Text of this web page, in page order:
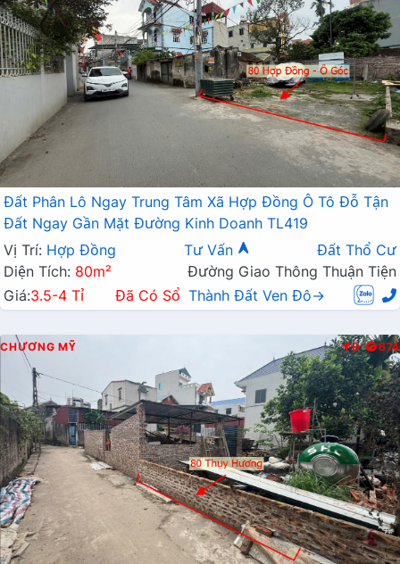
Đất Phân Lô Ngay Trung Tâm Xã Hợp Đồng Ô Tô Đỗ Tận
Đất Ngay Gần Mặt Đường Kinh Doanh TL419
Vị Trí: Hợp Đồng Tư Vấn
Đất Thổ Cư
Diện Tích: 80m²
Đường Giao Thông Thuận Tiện
Giá:3.5-4 Tỉ Đã Có Sổ Thành Đất Ven Đô→
CHƯƠNG MỸ Đ 674